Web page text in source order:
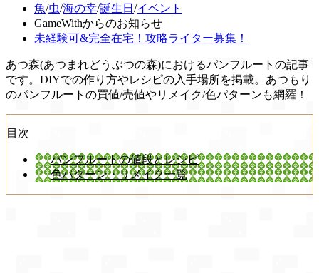
魚/虫/海の幸/誕生日 /イベント
GameWithからのお知らせ
未経験可&完全在宅！攻略ライター募集！
あつ森(あつまれどうぶつの森)におけるパンフルートの記事
です。DIYでの作り方やレシピの入手場所を掲載。あつもり
のパンフルートの買値/売値やリメイク/色パターンも網羅！
目次
パンフルートの値段とレシピ
色パターン・リメイク一覧